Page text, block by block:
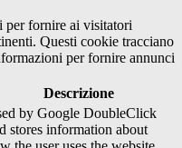
fornire ai visitatori
Questi cookie tracciano
per fornire annunci
Descrizione
by Google DoubleClick
stores information about